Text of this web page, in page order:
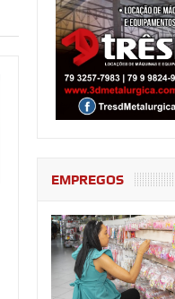
EMPREGOS